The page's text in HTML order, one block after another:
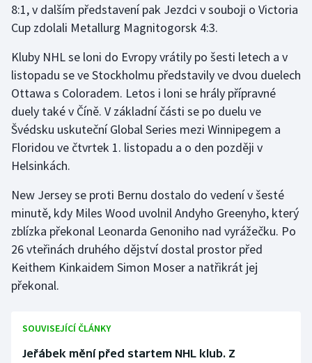
Futsal
Golf
Gymnastika
Házená
Judo
Krasobruslení
Lezení
Lyže a snowboard
8:1, v dalším představení pak Jezdci v souboji o Victoria
Cup zdolali Metallurg Magnitogorsk 4:3.
Kluby NHL se loni do Evropy vrátily po šesti letech a v
listopadu se ve Stockholmu představily ve dvou duelech
Ottawa s Coloradem. Letos i loni se hrály přípravné
duely také v Číně. V základní části se po duelu ve
Švédsku uskuteční Global Series mezi Winnipegem a
Floridou ve čtvrtek 1. listopadu a o den později v
Helsinkách.
New Jersey se proti Bernu dostalo do vedení v šesté
minutě, kdy Miles Wood uvolnil Andyho Greenyho, který
zblízka překonal Leonarda Genoniho nad vyrážečku. Po
26 vteřinách druhého dějství dostal prostor před
Keithem Kinkaidem Simon Moser a natřikrát jej
překonal.
SOUVISEJÍCÍ ČLÁNKY
Jeřábek mění před startem NHL klub. Z